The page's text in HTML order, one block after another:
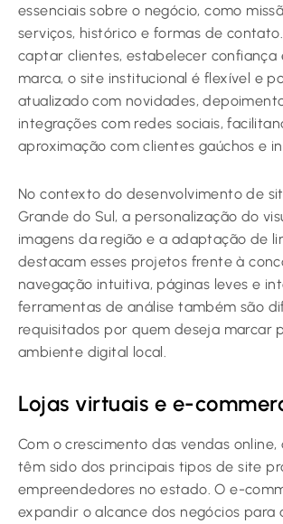
essenciais sobre o negócio, como
serviços, histórico e formas de
captar clientes, estabelecer confiança
marca, o site institucional é flexível e
atualizado com novidades,
integrações com redes sociais,
aproximação com clientes gaúchos e
No contexto do desenvolvimento de
Grande do Sul, a personalização do
imagens da região e a adaptação de
destacam esses projetos frente à
navegação intuitiva, páginas leves e
ferramentas de análise também são
requisitados por quem deseja marcar
ambiente digital local.
Lojas virtuais e e-
Com o crescimento das vendas online,
têm sido dos principais tipos de site
empreendedores no estado. O e-
expandir o alcance dos negócios para